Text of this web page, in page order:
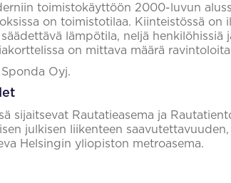
toimistokäyttöön 2000-luvun
on toimistotilaa. Kiinteistössä on
lämpötila, neljä
on mittava määrä
Oyj.
sijaitsevat Rautatieasema ja
julkisen liikenteen
Helsingin yliopiston metroasema.